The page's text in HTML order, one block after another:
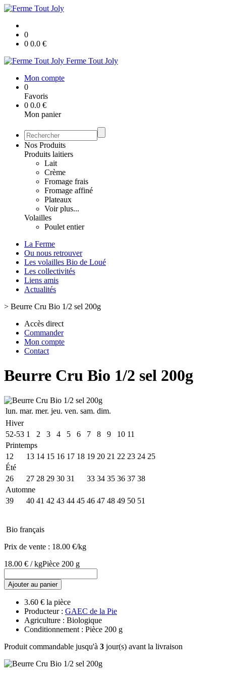
0
0 0.0 €
Ferme Tout Joly
Mon compte
0
Favoris
0 0.0 €
Mon panier
Nos Produits
Produits laitiers
Lait
Crème
Fromage frais
Fromage affiné
Plateaux
Voir plus...
Volailles
Poulet entier
La Ferme
Ou nous retrouver
Les volailles Bio de Loué
Les collectivités
Liens amis
Actualités
> Beurre Cru Bio 1/2 sel 200g
Accès direct
Commander
Mon compte
Contact
Beurre Cru Bio 1/2 sel 200g
lun. mar. mer. jeu. ven. sam. dim.
Hiver
52-53 1 2 3 4 5 6 7 8 9 10 11
Printemps
12
13 14 15 16 17 18 19 20 21 22 23 24 25
Été
26
27 28 29 30 31 33 34 35 36 37 38
Automne
39
40 41 42 43 44 45 46 47 48 49 50 51
Bio français
Prix de vente : 18.00 €/kg
18.00 € / kgPièce 200 g
Ajouter au panier
3.60 € la pièce
Producteur : GAEC de la Pie
Agriculture : Biologique
Conditionnement : Pièce 200 g
Produit commandable jusqu'à 3 jour(s) avant la livraison